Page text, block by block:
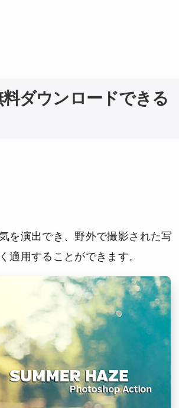
ダウンロードできる
を演出でき、野外で撮影された写
用することができます。